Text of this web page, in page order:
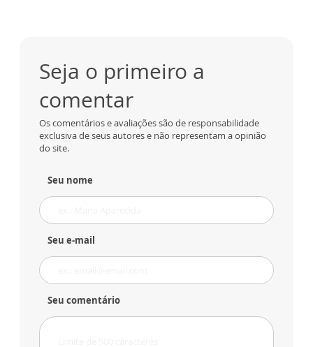
Seja o primeiro a
comentar
Os comentários e avaliações são de responsabilidade
exclusiva de seus autores e não representam a opinião
do site.
Seu nome
Seu e-mail
Seu comentário